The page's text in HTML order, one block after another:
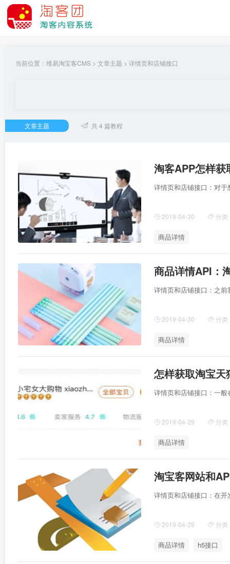
当前位置： 维易淘宝客CMS > 文章主题 > 详情页和店铺接口
文章主题 共 4 篇教程
淘客APP怎样
详情页和店铺接口：对
2019-04-30 分类
商品详情
商品详情API：
详情页和店铺接口：之
2019-04-30 分类
商品详情
怎样获取淘宝
详情页和店铺接口：一
2019-04-29 分类
商品详情
淘宝客网站和
详情页和店铺接口：在
2019-04-29 分类
商品详情 h5接口